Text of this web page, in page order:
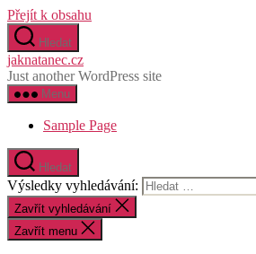
Přejít k obsahu
Hledat
jaknatanec.cz
Just another WordPress site
Menu
Sample Page
Hledat
Výsledky vyhledávání:
Zavřít vyhledávání
Zavřít menu